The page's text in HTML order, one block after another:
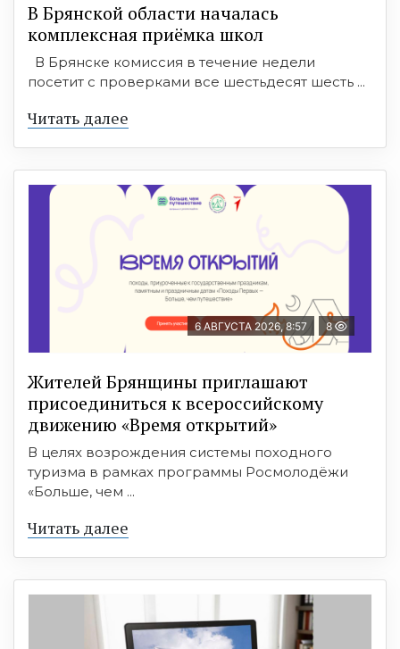
В Брянской области началась
комплексная приёмка школ
В Брянске комиссия в течение недели
посетит с проверками все шестьдесят шесть ...
Читать далее
6 АВГУСТА 2026, 8:57 8
Жителей Брянщины приглашают
присоединиться к всероссийскому
движению «Время открытий»
В целях возрождения системы походного
туризма в рамках программы Росмолодёжи
«Больше, чем ...
Читать далее